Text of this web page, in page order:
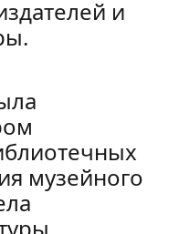
и
музейного